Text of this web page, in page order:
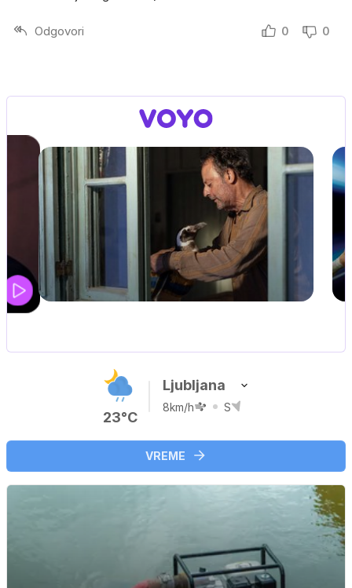
Odgovori 0 0
UEFA SUPERPOKAL
23°C
Ljubljana
8km/h S
VREME